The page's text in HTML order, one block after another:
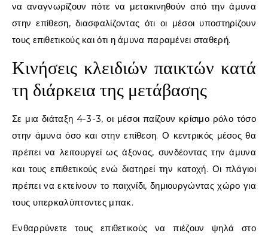
να αναγνωρίζουν πότε να μετακινηθούν από την άμυνα
στην επίθεση, διασφαλίζοντας ότι οι μέσοι υποστηρίζουν
τους επιθετικούς και ότι η άμυνα παραμένει σταθερή.
Κινήσεις κλειδιών παικτών κατά
τη διάρκεια της μετάβασης
Σε μια διάταξη 4-3-3, οι μέσοι παίζουν κρίσιμο ρόλο τόσο
στην άμυνα όσο και στην επίθεση. Ο κεντρικός μέσος θα
πρέπει να λειτουργεί ως άξονας, συνδέοντας την άμυνα
και τους επιθετικούς ενώ διατηρεί την κατοχή. Οι πλάγιοι
πρέπει να εκτείνουν το παιχνίδι, δημιουργώντας χώρο για
τους υπερκαλύπτοντες μπακ.
Ενθαρρύνετε τους επιθετικούς να πιέζουν ψηλά στο